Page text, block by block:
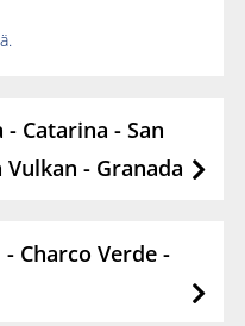
Catarina - San
- Granada
Charco Verde -